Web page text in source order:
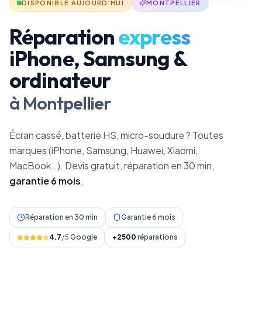
DISPONIBLE AUJOURD'HUI MONTPELLIER
Réparationexpress
iPhone, Samsung &
ordinateur
à Montpellier
Écran cassé, batterie HS, micro-soudure ? Toutes
marques (iPhone, Samsung, Huawei, Xiaomi,
MacBook…). Devis gratuit, réparation en 30 min,
garantie 6 mois.
Réparation en 30 min Garantie 6 mois
4.7/5 Google +2500 réparations